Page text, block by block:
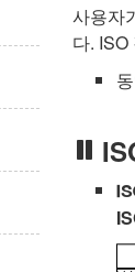
사용자
다.